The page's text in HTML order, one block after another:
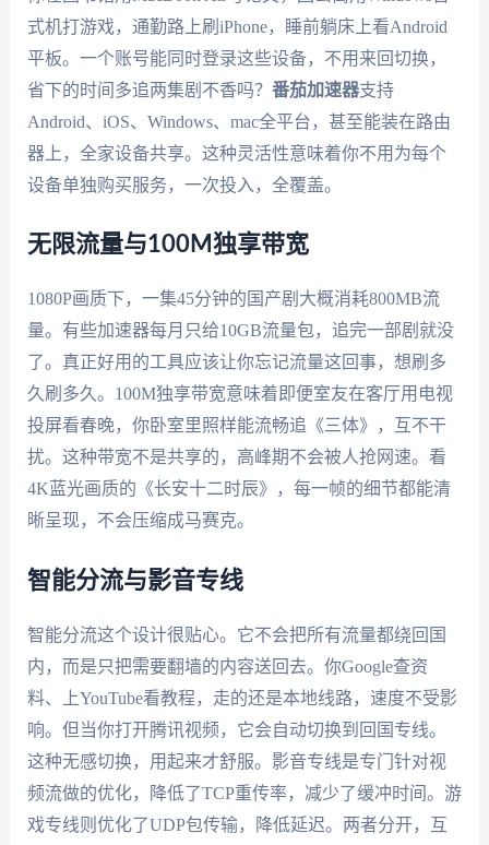
式机打游戏，通勤路上刷iPhone，睡前躺床上看Android
平板。一个账号能同时登录这些设备，不用来回切换，
省下的时间多追两集剧不香吗？ 番茄加速器支持
Android、iOS、Windows、mac全平台，甚至能装在路由
器上，全家设备共享。这种灵活性意味着你不用为每个
设备单独购买服务，一次投入，全覆盖。
无限流量与100M独享带宽
1080P画质下，一集45分钟的国产剧大概消耗800MB流
量。有些加速器每月只给10GB流量包，追完一部剧就没
了。真正好用的工具应该让你忘记流量这回事，想刷多
久刷多久。100M独享带宽意味着即便室友在客厅用电视
投屏看春晚，你卧室里照样能流畅追《三体》，互不干
扰。这种带宽不是共享的，高峰期不会被人抢网速。看
4K蓝光画质的《长安十二时辰》，每一帧的细节都能清
晰呈现，不会压缩成马赛克。
智能分流与影音专线
智能分流这个设计很贴心。它不会把所有流量都绕回国
内，而是只把需要翻墙的内容送回去。你Google查资
料、上YouTube看教程，走的还是本地线路，速度不受影
响。但当你打开腾讯视频，它会自动切换到回国专线。
这种无感切换，用起来才舒服。影音专线是专门针对视
频流做的优化，降低了TCP重传率，减少了缓冲时间。游
戏专线则优化了UDP包传输，降低延迟。两者分开，互